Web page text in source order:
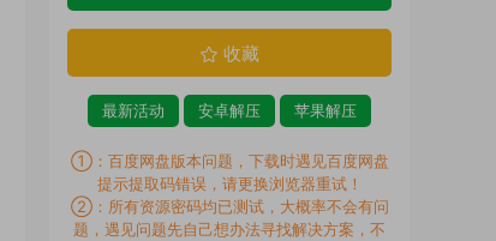
收藏
最新活动 安卓解压 苹果解压
①：百度网盘版本问题，下载时遇见百度网盘
提示提取码错误，请更换浏览器重试！
②：所有资源密码均已测试，大概率不会有问
题，遇见问题先自己想办法寻找解决方案，不